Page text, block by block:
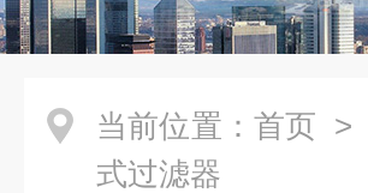
当前位置： 首页 >
式过滤器